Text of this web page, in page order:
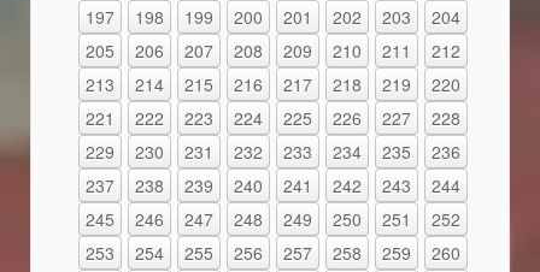
197
198 199 200 201 202 203
204
205
206 207 208 209 210 211
212
213
214 215 216 217 218 219
220
221
222 223 224 225 226 227
228
229
230 231 232 233 234 235
236
237
238 239 240 241 242 243
244
245
246 247 248 249 250 251
252
253
254 255 256 257 258 259
260